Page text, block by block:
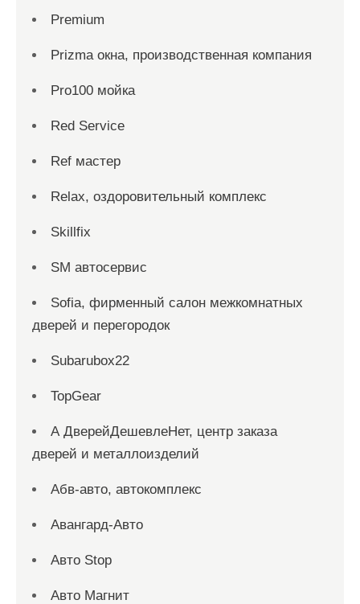
Premium
Prizma окна, производственная компания
Pro100 мойка
Red Service
Ref мастер
Relax, оздоровительный комплекс
Skillfix
SM автосервис
Sofia, фирменный салон межкомнатных
дверей и перегородок
Subarubox22
TopGear
А ДверейДешевлеНет, центр заказа
дверей и металлоизделий
Абв-авто, автокомплекс
Авангард-Авто
Авто Stop
Авто Магнит